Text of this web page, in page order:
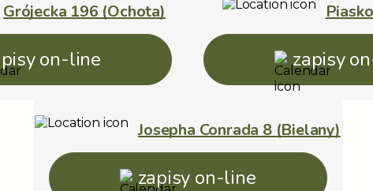
Grójecka 196 (Ochota)
on-line zapisy
Josepha Conrada 8 (Bielany)
zapisy on-line